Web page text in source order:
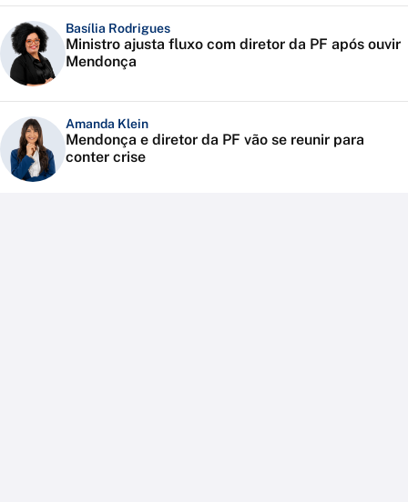
Basília Rodrigues
Ministro ajusta fluxo com diretor da PF após ouvir
Mendonça
Amanda Klein
Mendonça e diretor da PF vão se reunir para
conter crise